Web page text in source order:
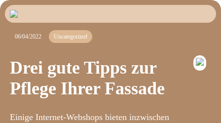
06/04/2022 Uncategorized
Drei gute Tipps zur
Pflege Ihrer Fassade
Einige Internet-Webshops bieten inzwischen